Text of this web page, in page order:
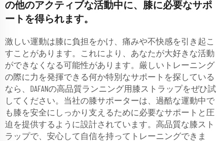
の他のアクティブな活動中に、膝に必要なサポ
ートを得られます。
激しい運動は膝に負担をかけ、痛みや不快感を引き起こ
すことがあります。これにより、あなたが大好きな活動
ができなくなる可能性があります。厳しいトレーニング
の際に力を発揮できる何か特別なサポートを探している
なら、DAFANの高品質ランニング用膝ストラップをぜひ試
してください。当社の膝サポーターは、過酷な運動中で
も膝を安全にしっかり支えるために必要なサポートと圧
迫を提供するように設計されています。高品質な膝スト
ラップで、安心して自信を持ってトレーニングできま